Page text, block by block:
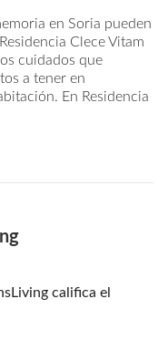
en Soria pueden
Clece Vitam
cuidados que
a tener en
En Residencia
califica el